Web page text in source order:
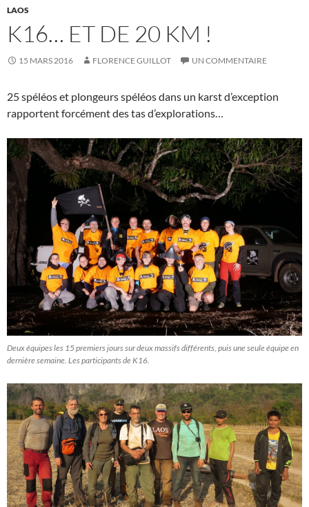
LAOS
K16… ET DE 20 KM !
15 MARS 2016 FLORENCE GUILLOT UN COMMENTAIRE
25 spéléos et plongeurs spéléos dans un karst d’exception
rapportent forcément des tas d’explorations…
Deux équipes les 15 premiers jours sur deux massifs différents, puis une seule équipe en
dernière semaine. Les participants de K16.